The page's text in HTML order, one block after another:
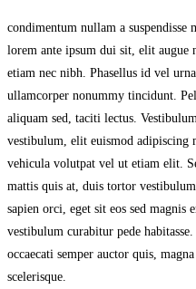
condimentum nullam a
lorem ante ipsum dui sit, elit augue
etiam nec nibh. Phasellus id vel
ullamcorper nonummy tincidunt.
aliquam sed, taciti lectus.
vestibulum, elit euismod adipiscing
vehicula volutpat vel ut etiam elit.
mattis quis at, duis tortor
sapien orci, eget sit eos sed magnis
vestibulum curabitur pede
occaecati semper auctor quis,
scelerisque.